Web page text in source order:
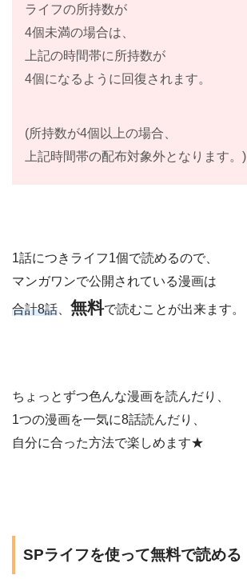
ライフの所持数が
4個未満の場合は、
上記の時間帯に所持数が
4個になるように回復されます。
(所持数が4個以上の場合、
上記時間帯の配布対象外となります。)
1話につきライフ1個で読めるので、
マンガワンで公開されている漫画は
合計8話 無料で読むことが出来ます。
ちょっとずつ色んな漫画を読んだり、
1つの漫画を一気に8話読んだり、
自分に合った方法で楽しめます★
SPライフを使って無料で読める